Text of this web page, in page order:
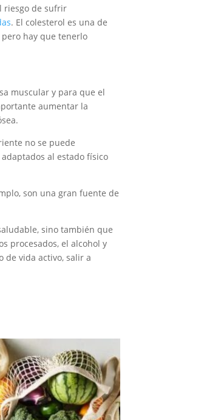
riesgo de sufrir
. El colesterol es una de
hay que tenerlo
muscular y para que el
aumentar la
no se puede
al estado físico
son una gran fuente de
sino también que
procesados, el alcohol y
vida activo, salir a